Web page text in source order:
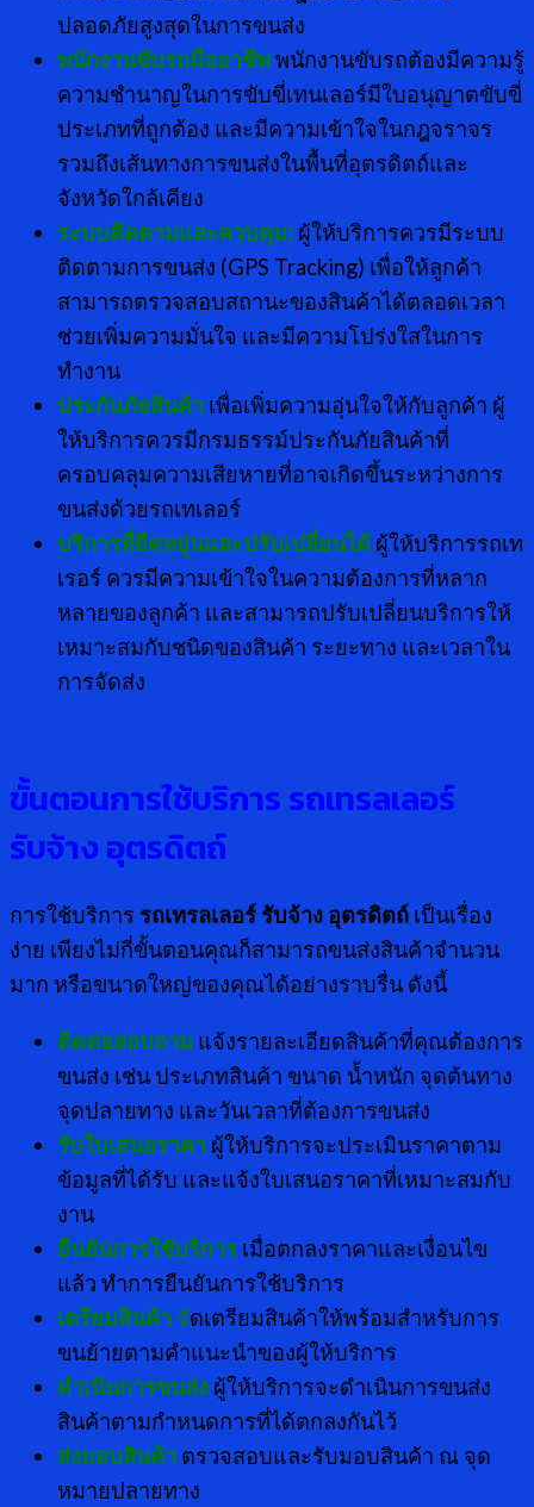
ปลอดภัยสูงสุดในการขนส่ง
พนักงานขับรถมืออาชีพพนักงานขับรถต้องมีความรู้
ความชำนาญในการขับขี่เทนเลอร์มีใบอนุญาตขับขี่
ประเภทที่ถูกต้อง และมีความเข้าใจในกฎจราจร
รวมถึงเส้นทางการขนส่งในพื้นที่อุตรดิตถ์และ
จังหวัดใกล้เคียง
ระบบติดตามและควบคุม: ผู้ให้บริการควรมีระบบ
ติดตามการขนส่ง (GPS Tracking) เพื่อให้ลูกค้า
สามารถตรวจสอบสถานะของสินค้าได้ตลอดเวลา
ช่วยเพิ่มความมั่นใจ และมีความโปร่งใสในการ
ทำงาน
ประกันภัยสินค้า เพื่อเพิ่มความอุ่นใจให้กับลูกค้า ผู้
ให้บริการควรมีกรมธรรม์ประกันภัยสินค้าที่
ครอบคลุมความเสียหายที่อาจเกิดขึ้นระหว่างการ
ขนส่งด้วยรถเทเลอร์
บริการที่ยืดหยุ่นและปรับเปลี่ยนได้ ผู้ให้บริการรถเท
เรอร์ ควรมีความเข้าใจในความต้องการที่หลาก
หลายของลูกค้า และสามารถปรับเปลี่ยนบริการให้
เหมาะสมกับชนิดของสินค้า ระยะทาง และเวลาใน
การจัดส่ง
ขั้นตอนการใช้บริการ รถเทรลเลอร์
รับจ้าง อุตรดิตถ์
การใช้บริการ รถเทรลเลอร์ รับจ้าง อุตรดิตถ์ เป็นเรื่อง
ง่าย เพียงไม่กี่ขั้นตอนคุณก็สามารถขนส่งสินค้าจำนวน
มาก หรือขนาดใหญ่ของคุณได้อย่างราบรื่น ดังนี้
ติดต่อสอบถาม แจ้งรายละเอียดสินค้าที่คุณต้องการ
ขนส่ง เช่น ประเภทสินค้า ขนาด น้ำหนัก จุดต้นทาง
จุดปลายทาง และวันเวลาที่ต้องการขนส่ง
รับใบเสนอราคา ผู้ให้บริการจะประเมินราคาตาม
ข้อมูลที่ได้รับ และแจ้งใบเสนอราคาที่เหมาะสมกับ
งาน
ยืนยันการใช้บริการ เมื่อตกลงราคาและเงื่อนไข
แล้ว ทำการยืนยันการใช้บริการ
เตรียมสินค้า จัดเตรียมสินค้าให้พร้อมสำหรับการ
ขนย้ายตามคำแนะนำของผู้ให้บริการ
ดำเนินการขนส่ง ผู้ให้บริการจะดำเนินการขนส่ง
สินค้าตามกำหนดการที่ได้ตกลงกันไว้
ส่งมอบสินค้า ตรวจสอบและรับมอบสินค้า ณ จุด
หมายปลายทาง